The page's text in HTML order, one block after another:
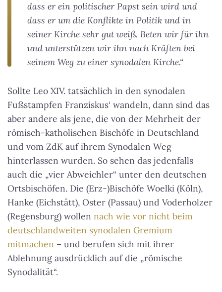
dass er ein politischer Papst sein wird und
dass er um die Konflikte in Politik und in
seiner Kirche sehr gut weiß. Beten wir für ihn
und unterstützen wir ihn nach Kräften bei
seinem Weg zu einer synodalen Kirche.“
Sollte Leo XIV. tatsächlich in den synodalen
Fußstampfen Franziskus‘ wandeln, dann sind das
aber andere als jene, die von der Mehrheit der
römisch-katholischen Bischöfe in Deutschland
und vom ZdK auf ihrem Synodalen Weg
hinterlassen wurden. So sehen das jedenfalls
auch die „vier Abweichler“ unter den deutschen
Ortsbischöfen. Die (Erz-)Bischöfe Woelki (Köln),
Hanke (Eichstätt), Oster (Passau) und Voderholzer
(Regensburg) wollen nach wie vor nicht beim
deutschlandweiten synodalen Gremium
mitmachen – und berufen sich mit ihrer
Ablehnung ausdrücklich auf die „römische
Synodalität“.